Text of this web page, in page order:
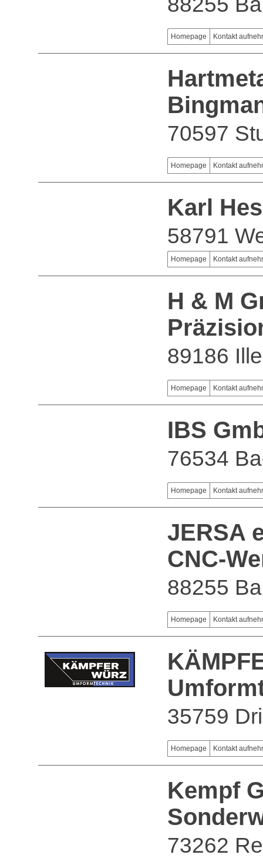
Homepage Kontakt
70597
Homepage Kontakt
Karl
58791
Homepage Kontakt
H & M
89186
Homepage Kontakt
IBS
76534
Homepage Kontakt
JERSA
CNC-
88255
Homepage Kontakt
35759
Homepage Kontakt
Kempf
73262